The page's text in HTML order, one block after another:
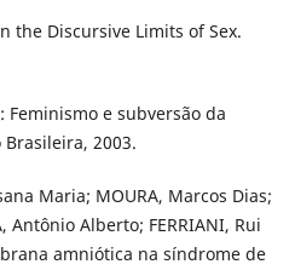
the Discursive Limits of Sex.
Feminismo e subversão da
2003.
Maria; MOURA, Marcos Dias;
Antônio Alberto; FERRIANI, Rui
amniótica na síndrome de